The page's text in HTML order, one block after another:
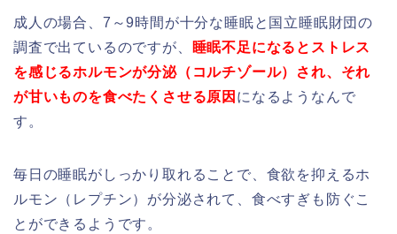
成人の場合、7～9時間が十分な睡眠と国立睡眠財団の
調査で出ているのですが、
睡眠不足になるとストレス
を感じるホルモンが分泌（コルチゾール）され、それ
が甘いものを食べたくさせる原因 になるようなんで
す。
毎日の睡眠がしっかり取れることで、食欲を抑えるホ
ルモン（レプチン）が分泌されて、食べすぎも防ぐこ
とができるようです。